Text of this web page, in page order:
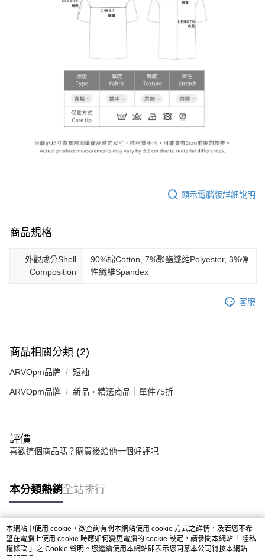
顯示電腦版詳細說明
商品規格
外觀成分Shell
Composition
90%棉Cotton, 7%聚酯纖維Polyester, 3%彈
性纖維Spandex
客服
商品相關分類 (2)
ARVOpm品牌 短袖
ARVOpm品牌 新品・精選商品｜單件75折
評價
喜歡這個商品嗎？購買後給他一個好評吧
本分類熱銷全站排行
熱門標籤
本網站中使用 cookie，欲查詢有關本網站使用 cookie 方式之詳情，及若您不希
望在電腦上使用 cookie 時應如何變更電腦的 cookie 設定，請參閱本網站「 隱私
權條款 」之 Cookie 聲明。您繼續使用本網站即表示您同意本公司得按本網站使